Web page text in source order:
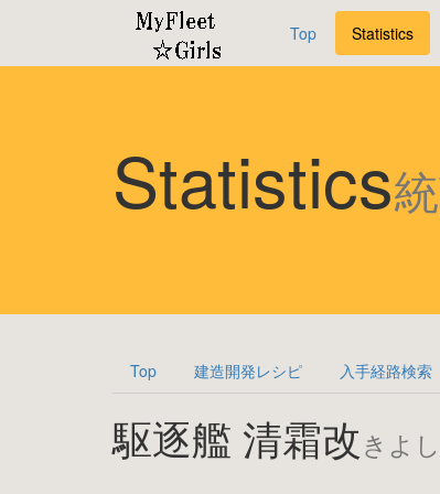
Top Statistics
Statistics
Top 建造開発レシピ 入手経路検索
駆逐艦 清霜改きよ